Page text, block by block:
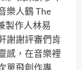
樂人鶴 The
製作人林易
謝謝評審們肯
感，在音樂裡
單飛創作專